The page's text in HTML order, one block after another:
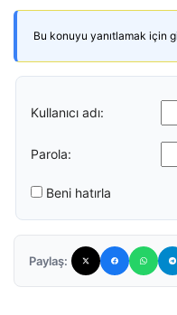
Bu konuyu yanıtlamak için
Kullanıcı adı:
Parola:
Beni hatırla
Paylaş: